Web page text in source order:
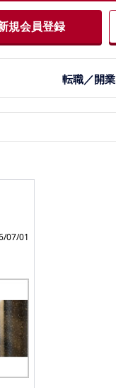
規会員登録
転職／開業
07/01